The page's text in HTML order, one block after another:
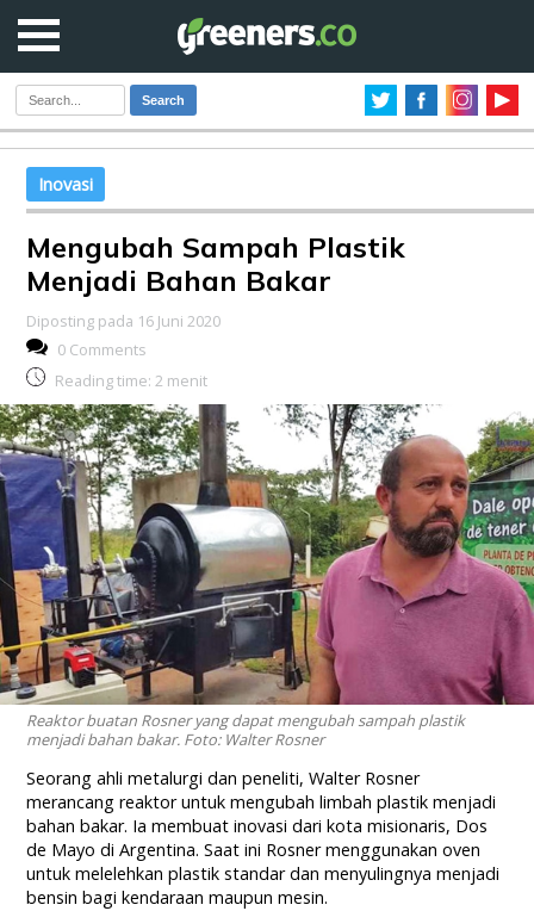
Search
Inovasi
Mengubah Sampah Plastik
Menjadi Bahan Bakar
Diposting pada 16 Juni 2020
0 Comments
Reading time: 2 menit
Reaktor buatan Rosner yang dapat mengubah sampah plastik
menjadi bahan bakar. Foto: Walter Rosner
Seorang ahli metalurgi dan peneliti, Walter Rosner
merancang reaktor untuk mengubah limbah plastik menjadi
bahan bakar. Ia membuat inovasi dari kota misionaris, Dos
de Mayo di Argentina. Saat ini Rosner menggunakan oven
untuk melelehkan plastik standar dan menyulingnya menjadi
bensin bagi kendaraan maupun mesin.